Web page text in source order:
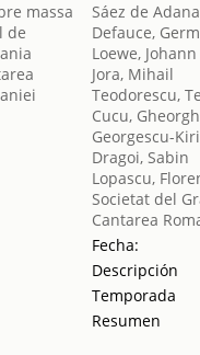
Sáez de
Defauce,
Loewe,
Jora, Mihail
Teodorescu,
Cucu,
Georgescu-
Dragoi, Sabin
Lopascu,
Societat del
Cantarea
Fecha:
Descripción
Temporada
Resumen